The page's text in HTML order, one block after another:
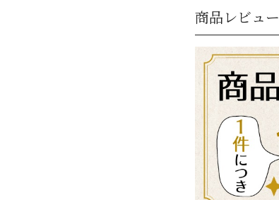
商品レビュー